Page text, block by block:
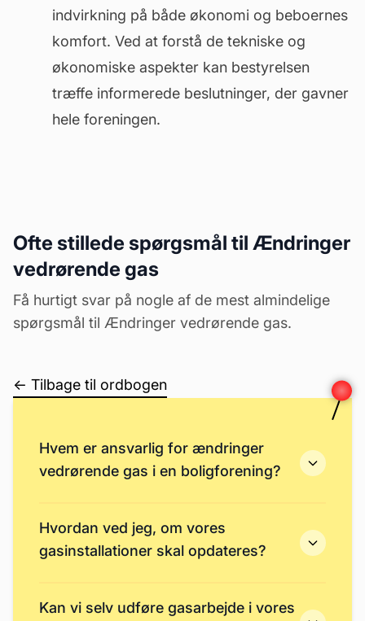
indvirkning på både økonomi og beboernes
komfort. Ved at forstå de tekniske og
økonomiske aspekter kan bestyrelsen
træffe informerede beslutninger, der gavner
hele foreningen.
Ofte stillede spørgsmål til Ændringer
vedrørende gas
Få hurtigt svar på nogle af de mest almindelige
spørgsmål til Ændringer vedrørende gas.
← Tilbage til ordbogen
Hvem er ansvarlig for ændringer
vedrørende gas i en boligforening?
Hvordan ved jeg, om vores
gasinstallationer skal opdateres?
Kan vi selv udføre gasarbejde i vores